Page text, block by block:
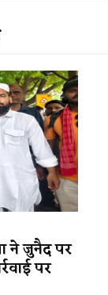
ने जुनैद पर
पर